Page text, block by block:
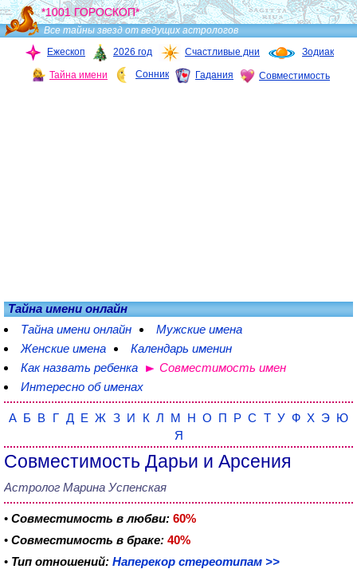
*1001 ГОРОСКОП*
Все тайны звезд от ведущих астрологов
Ежескоп
2026 год Счастливые дни Зодиак
Тайна имени Сонник Гадания Совместимость
Тайна имени онлайн
Тайна имени онлайн
Мужские имена
Женские имена
Календарь именин
Как назвать ребенка
Совместимость имен
Интересно об именах
А Б В Г Д Е Ж З И К Л М Н О П Р С Т У Ф Х Э Ю
Я
Совместимость Дарьи и Арсения
Астролог Марина Успенская
• Совместимость в любви: 60%
• Совместимость в браке: 40%
• Тип отношений: Наперекор стереотипам >>